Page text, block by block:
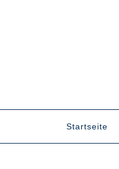
Startseite